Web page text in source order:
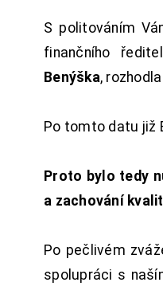
S politováním
finančního
Benýška,
Po tomto datu již
Proto bylo tedy
a zachování
Po pečlivém
spolupráci s